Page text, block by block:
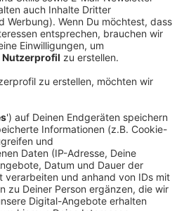
Dinslaken müssen sich
einstellen.
und Zentrum ist nur
zwei weiteren Fahrbahnen hat
kurzfristig gesperrt,
zur Grunewaldbrücke
dürfen in dem Bereich aktuell
Wie lange die Sperrung